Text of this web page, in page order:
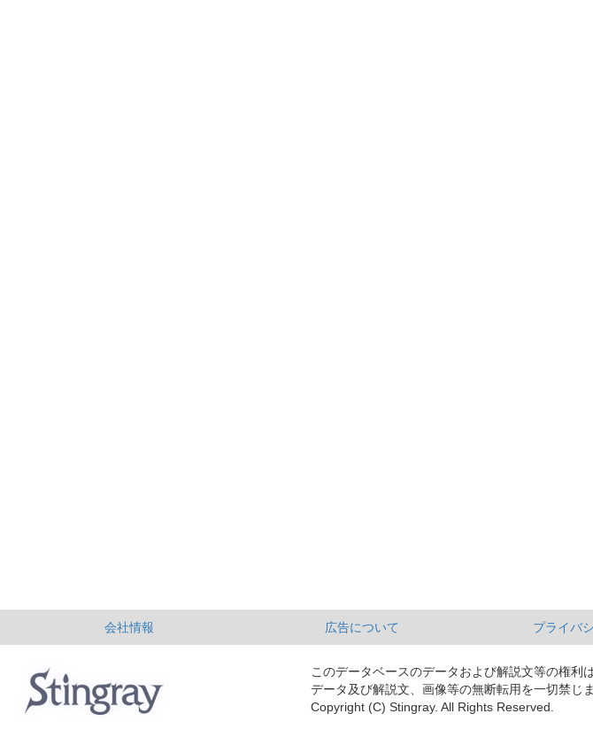
会社情報 広告について プライバ
このデータベースのデータおよび解説文等の権利
データ及び解説文、画像等の無断転用を一切禁じま
Copyright (C) Stingray. All Rights Reserved.